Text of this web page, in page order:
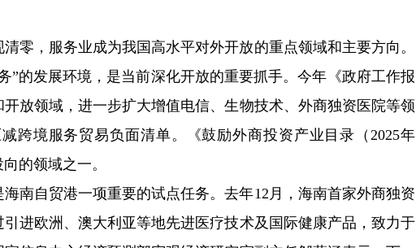
零，服务业成为我国高水平对外开放的重点领域和主要方向。
”的发展环境，是当前深化开放的重要抓手。今年《政府工作报
放领域，进一步扩大增值电信、生物技术、外商独资医院等领
跨境服务贸易负面清单。《鼓励外商投资产业目录（2025年
的领域之一。
南自贸港一项重要的试点任务。去年12月，海南首家外商独资
进欧洲、澳大利亚等地先进医疗技术及国际健康产品，致力于